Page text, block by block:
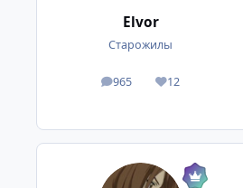
Elvor
Старожилы
965
посты 12
Репутация